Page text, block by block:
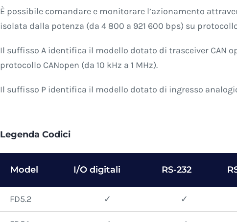
È possibile comandare e monitorare l’azionamento
isolata dalla potenza (da 4 800 a 921 600 bps) su
Il suffisso A identifica il modello dotato di trasceiver CAN
protocollo CANopen (da 10 kHz a 1 MHz).
Il suffisso P identifica il modello dotato di ingresso
Legenda Codici
Model I/O digitali RS-232
FD5.2 ✓ ✓